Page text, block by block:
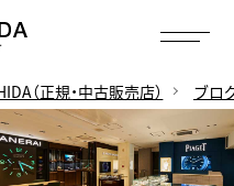
（正規・中古販売店） ブロ